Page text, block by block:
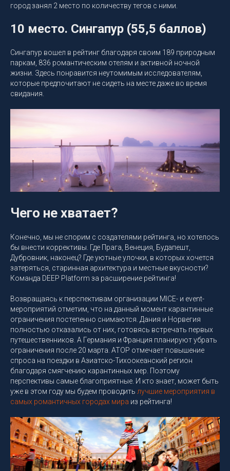
город занял 2 место по количеству тегов с ними.
10 место. Сингапур (55,5 баллов)
Сингапур вошел в рейтинг благодаря своим 189 природным
паркам, 836 романтическим отелям и активной ночной
жизни. Здесь понравится неутомимым исследователям,
которые предпочитают не сидеть на месте даже во время
свидания.
Чего не хватает?
Конечно, мы не спорим с создателями рейтинга, но хотелось
бы внести коррективы. Где Прага, Венеция, Будапешт,
Дубровник, наконец? Где уютные улочки, в которых хочется
затеряться, старинная архитектура и местные вкусности?
Команда DEEP Platform за расширение рейтинга!
Возвращаясь к перспективам организации MICE- и event-
мероприятий отметим, что на данный момент карантинные
ограничения постепенно снимаются. Дания и Норвегия
полностью отказались от них, готовясь встречать первых
путешественников. А Германия и Франция планируют убрать
ограничения после 20 марта. АТОР отмечает повышение
спроса на поездки в Азиатско-Тихоокеанский регион
благодаря смягчению карантинных мер. Поэтому
перспективы самые благоприятные. И кто знает, может быть
уже в этом году мы будем проводить лучшие мероприятия в
самых романтичных городах мира из рейтинга!